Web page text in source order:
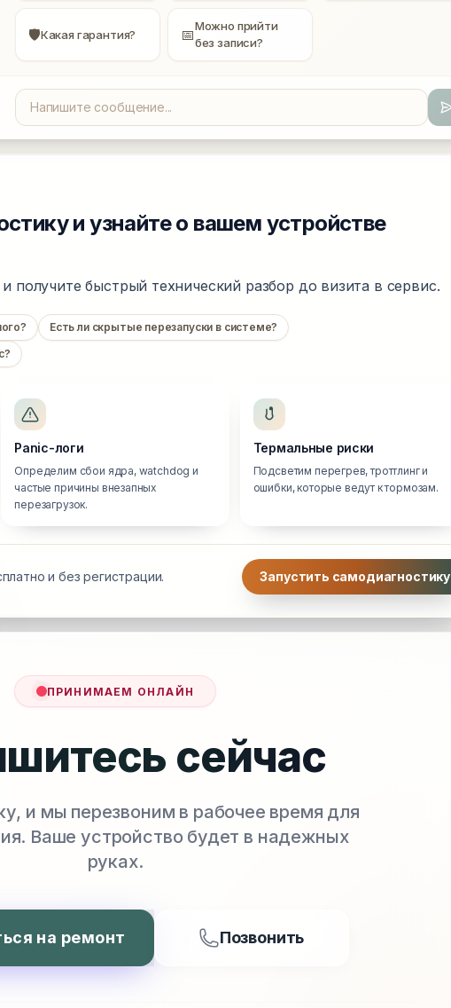
🛡Какая гарантия? 📅Можно прийти
без записи?
и узнайте о вашем устройстве
получите быстрый технический разбор до визита в сервис.
Есть ли скрытые перезапуски в системе?
Panic-логи
Определим сбои ядра, watchdog и
частые причины внезапных
перезагрузок.
Термальные риски
Подсветим перегрев, троттлинг и
ошибки, которые ведут к тормозам.
и без регистрации. Запустить самодиагностику
ПРИНИМАЕМ ОНЛАЙН
сейчас
и мы перезвоним в рабочее время для
Ваше устройство будет в надежных
руках.
на ремонт Позвонить